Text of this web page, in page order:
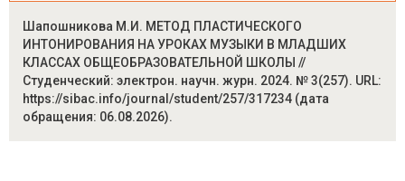
Шапошникова М.И. МЕТОД ПЛАСТИЧЕСКОГО
ИНТОНИРОВАНИЯ НА УРОКАХ МУЗЫКИ В МЛАДШИХ
КЛАССАХ ОБЩЕОБРАЗОВАТЕЛЬНОЙ ШКОЛЫ //
Студенческий: электрон. научн. журн. 2024. № 3(257). URL:
https://sibac.info/journal/student/257/317234 (дата
обращения: 06.08.2026).